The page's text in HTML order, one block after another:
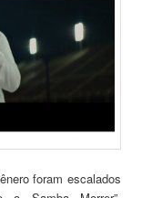
foram escalados